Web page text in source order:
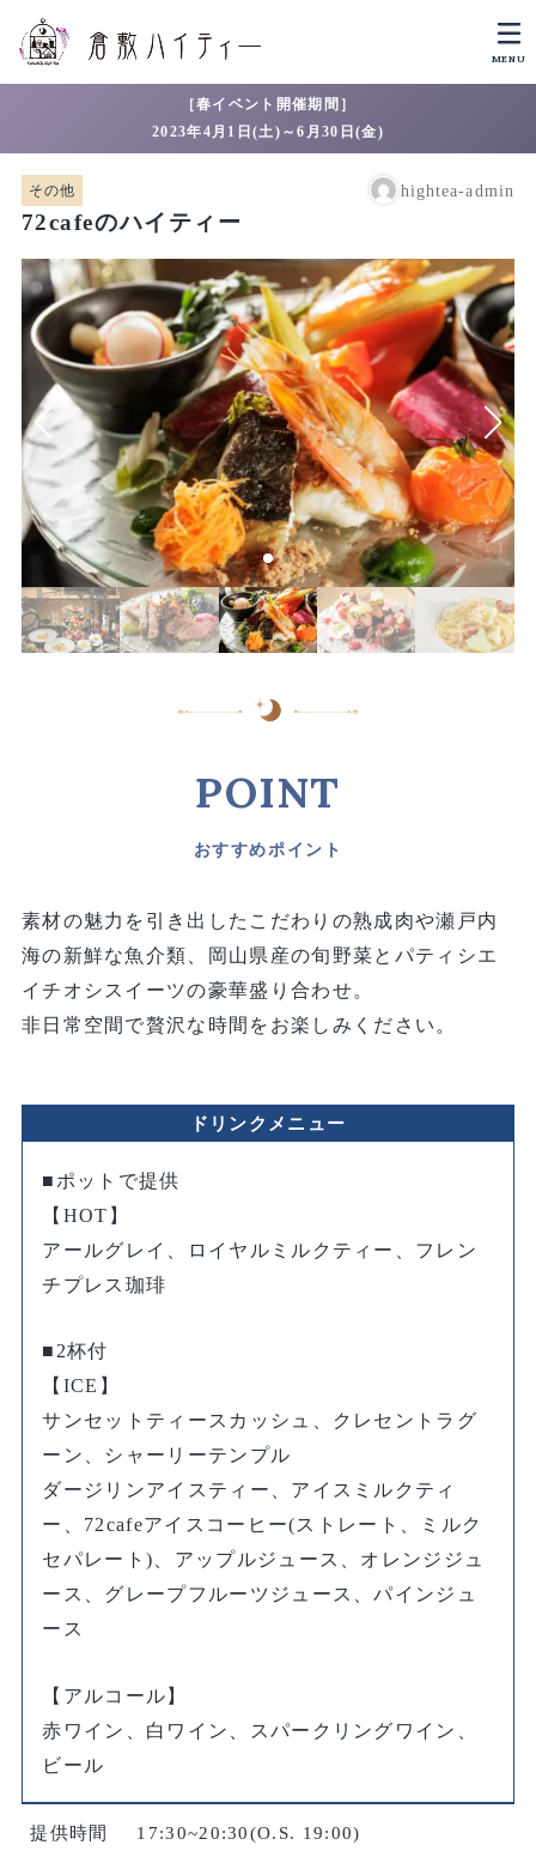
MENU
［春イベント開催期間］
2023年4月1日(土)～6月30日(金)
その他 hightea-admin
72cafeのハイティー
POINT
おすすめポイント
素材の魅力を引き出したこだわりの熟成肉や瀬戸内
海の新鮮な魚介類、岡山県産の旬野菜とパティシエ
イチオシスイーツの豪華盛り合わせ。
非日常空間で贅沢な時間をお楽しみください。
ドリンクメニュー
■ポットで提供
【HOT】
アールグレイ、ロイヤルミルクティー、フレン
チプレス珈琲
■2杯付
【ICE】
サンセットティースカッシュ、クレセントラグ
ーン、シャーリーテンプル
ダージリンアイスティー、アイスミルクティ
ー、72cafeアイスコーヒー(ストレート、ミルク
セパレート)、アップルジュース、オレンジジュ
ース、グレープフルーツジュース、パインジュ
ース
【アルコール】
赤ワイン、白ワイン、スパークリングワイン、
ビール
提供時間 17:30~20:30(O.S. 19:00)